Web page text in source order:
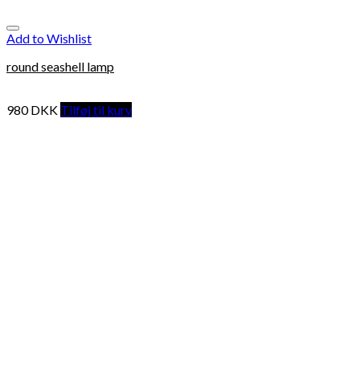
Add to Wishlist
round seashell lamp
980DKK Tilføj til kurv